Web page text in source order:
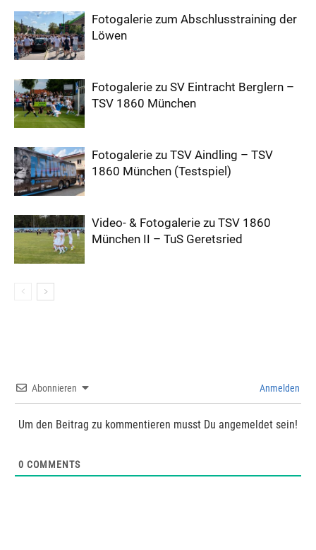
Fotogalerie zum Abschlusstraining der
Löwen
Fotogalerie zu SV Eintracht Berglern –
TSV 1860 München
Fotogalerie zu TSV Aindling – TSV
1860 München (Testspiel)
Video- & Fotogalerie zu TSV 1860
München II – TuS Geretsried
Abonnieren Anmelden
Um den Beitrag zu kommentieren musst Du angemeldet sein!
0 COMMENTS